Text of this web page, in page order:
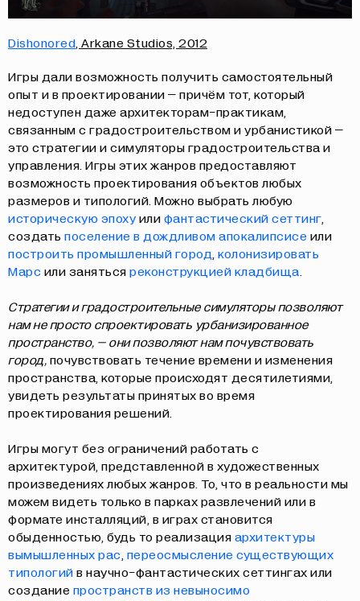
Dishonored, Arkane Studios, 2012
Игры дали возможность получить самостоятельный
опыт и в проектировании – причём тот, который
недоступен даже архитекторам-практикам,
связанным с градостроительством и урбанистикой –
это стратегии и симуляторы градостроительства и
управления. Игры этих жанров предоставляют
возможность проектирования объектов любых
размеров и типологий. Можно выбрать любую
историческую эпоху или фантастический сеттинг,
создать поселение в дождливом апокалипсисе или
построить промышленный город, колонизировать
Марс или заняться реконструкцией кладбища.
Стратегии и градостроительные симуляторы позволяют
нам не просто спроектировать урбанизированное
пространство, – они позволяют нам почувствовать
город, почувствовать течение времени и изменения
пространства, которые происходят десятилетиями,
увидеть результаты принятых во время
проектирования решений.
Игры могут без ограничений работать с
архитектурой, представленной в художественных
произведениях любых жанров. То, что в реальности мы
можем видеть только в парках развлечений или в
формате инсталляций, в играх становится
обыденностью, будь то реализация архитектуры
вымышленных рас, переосмысление существующих
типологий в научно-фантастических сеттингах или
создание пространств из невыносимо